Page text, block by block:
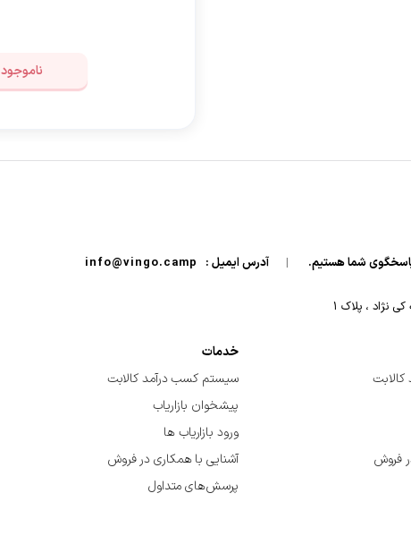
ناموجود
| آدرس ایمیل : info@vingo.camp
نژاد ، پلاک ۱
فروش
خدمات
سیستم کسب درآمد کالابت
پیشخوان بازاریاب
ورود بازاریاب ها
آشنایی با همکاری در فروش
پرسش‌های متداول